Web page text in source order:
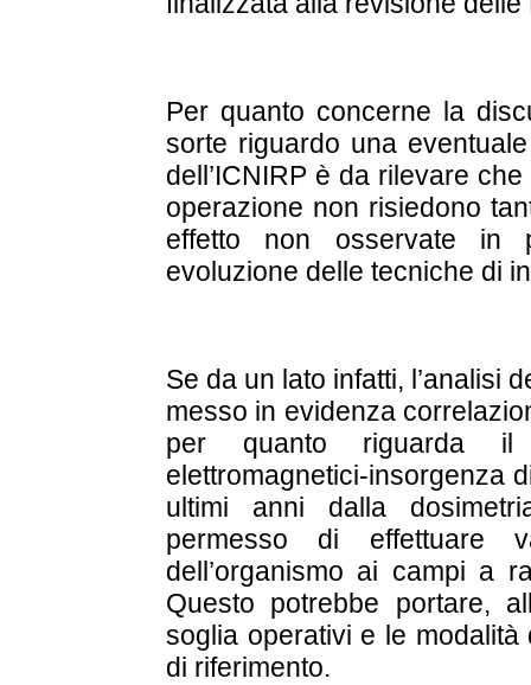
Per quanto concerne la
sorte riguardo una
dell’ICNIRP è da rilevare
operazione non risiedono
effetto non osservate in
evoluzione delle tecniche di
Se da un lato infatti, l’analisi
messo in evidenza
per quanto riguarda il
elettromagnetici-insorgenza
ultimi anni dalla
permesso di effettuare
dell’organismo ai campi a
Questo potrebbe portare,
soglia operativi e le
di riferimento.